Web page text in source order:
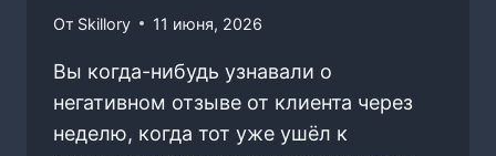
От Skillory 11 июня, 2026
Вы когда-нибудь узнавали о
негативном отзыве от клиента через
неделю, когда тот уже ушёл к